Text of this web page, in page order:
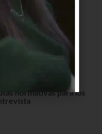
Tránsito de las
normativas para los